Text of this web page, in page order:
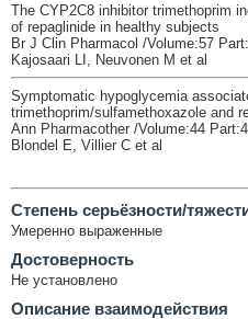
The CYP2C8 inhibitor trimethoprim
of repaglinide in healthy subjects
Br J Clin Pharmacol /Volume:57
Kajosaari LI, Neuvonen M et al
Symptomatic hypoglycemia
trimethoprim/sulfamethoxazole and
Ann Pharmacother /Volume:44
Blondel E, Villier C et al
Cтепень серьёзности/
Умеренно выраженные
Достоверность
Не установлено
Описание взаимодействия